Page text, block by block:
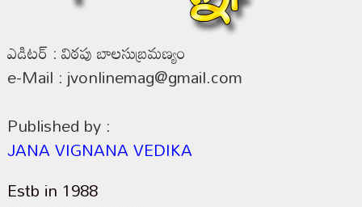
ఎడిటర్ : విఠపు బాలసుబ్రమణ్యం
e-Mail : jvonlinemag@gmail.com
Published by :
JANA VIGNANA VEDIKA
Estb in 1988